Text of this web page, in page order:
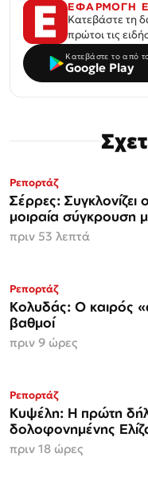
ΕΦΑΡΜΟΓΗ
Κατεβάστε τη
πρώτοι τις
Κατεβάστε το από
Google Play
Ρεπορτάζ
Σέρρες:
μοιραία σύγκρουση
πριν 53 λεπτά
Ρεπορτάζ
Κολυδάς: Ο καιρός
βαθμοί
πριν 9 ώρες
Ρεπορτάζ
Κυψέλη: Η πρώτη
δολοφονημένης
πριν 18 ώρες